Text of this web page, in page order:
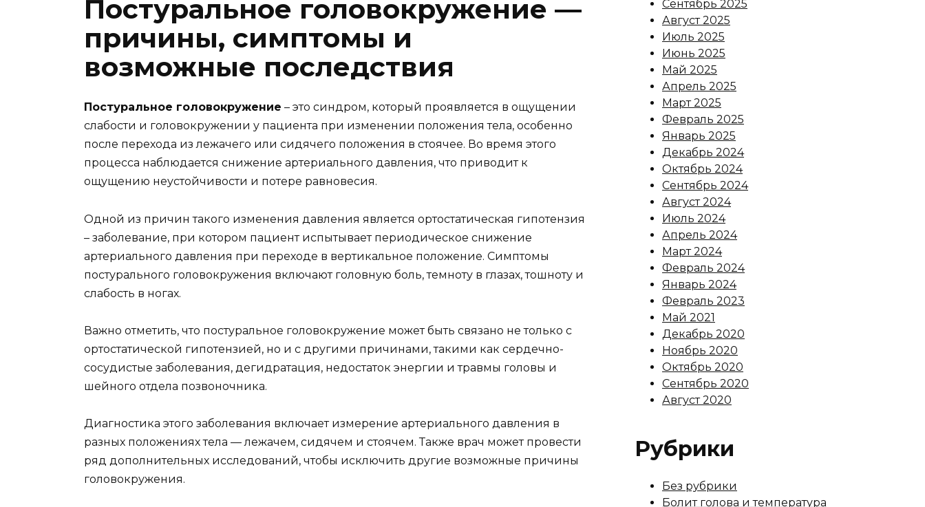
Постуральное головокружение —
причины, симптомы и
возможные последствия
Постуральное головокружение – это синдром, который проявляется в ощущении
слабости и головокружении у пациента при изменении положения тела, особенно
после перехода из лежачего или сидячего положения в стоячее. Во время этого
процесса наблюдается снижение артериального давления, что приводит к
ощущению неустойчивости и потере равновесия.
Одной из причин такого изменения давления является ортостатическая гипотензия
– заболевание, при котором пациент испытывает периодическое снижение
артериального давления при переходе в вертикальное положение. Симптомы
постурального головокружения включают головную боль, темноту в глазах, тошноту и
слабость в ногах.
Важно отметить, что постуральное головокружение может быть связано не только с
ортостатической гипотензией, но и с другими причинами, такими как сердечно-
сосудистые заболевания, дегидратация, недостаток энергии и травмы головы и
шейного отдела позвоночника.
Диагностика этого заболевания включает измерение артериального давления в
разных положениях тела — лежачем, сидячем и стоячем. Также врач может провести
ряд дополнительных исследований, чтобы исключить другие возможные причины
головокружения.
Сентябрь 2025
Август 2025
Июль 2025
Июнь 2025
Май 2025
Апрель 2025
Март 2025
Февраль 2025
Январь 2025
Декабрь 2024
Октябрь 2024
Сентябрь 2024
Август 2024
Июль 2024
Апрель 2024
Март 2024
Февраль 2024
Январь 2024
Февраль 2023
Май 2021
Декабрь 2020
Ноябрь 2020
Октябрь 2020
Сентябрь 2020
Август 2020
Рубрики
Без рубрики
Болит голова и температура